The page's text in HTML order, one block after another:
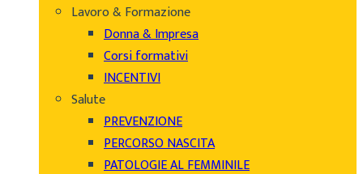
Lavoro & Formazione
Donna & Impresa
Corsi formativi
INCENTIVI
Salute
PREVENZIONE
PERCORSO NASCITA
PATOLOGIE AL FEMMINILE